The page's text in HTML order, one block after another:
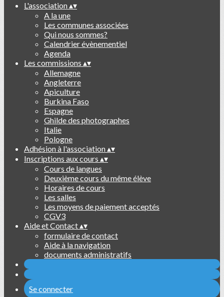
L'association▴▾
A la une
Les communes associées
Qui nous sommes?
Calendrier évènementiel
Agenda
Les commissions ▴▾
Allemagne
Angleterre
Apiculture
Burkina Faso
Espagne
Ghilde des photographes
Italie
Pologne
Adhésion à l'association▴▾
Inscriptions aux cours ▴▾
Cours de langues
Deuxième cours du même élève
Horaires de cours
Les salles
Les moyens de paiement acceptés
CGV3
Aide et Contact▴▾
formulaire de contact
Aide à la navigation
documents administratifs
Se connecter